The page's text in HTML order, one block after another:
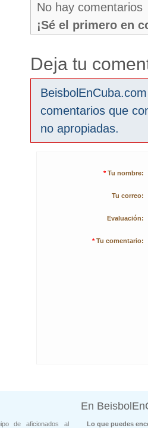
No hay comentarios
¡Sé el primero en
Deja tu
comentarios que
no apropiadas.
* Tu nombre:
Tu correo:
Evaluación:
* Tu comentario:
de aficionados al
En
Lo que puedes